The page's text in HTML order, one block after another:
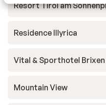
Resort Tirol am
Residence Illyrica
Vital & Sporthotel Brixen
Mountain View